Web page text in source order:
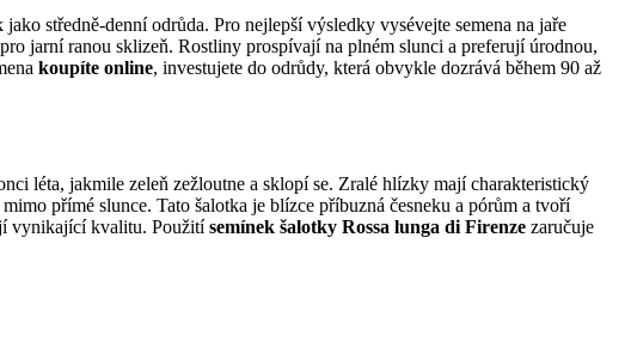
středně-denní odrůda. Pro nejlepší výsledky vysévejte semena na jaře
jarní ranou sklizeň. Rostliny prospívají na plném slunci a preferují úrodnou,
koupíte online, investujete do odrůdy, která obvykle dozrává během 90 až
léta, jakmile zeleň zežloutne a sklopí se. Zralé hlízky mají charakteristický
přímé slunce. Tato šalotka je blízce příbuzná česneku a pórům a tvoří
vynikající kvalitu. Použitísemínek šalotky Rossa lunga di Firenze zaručuje